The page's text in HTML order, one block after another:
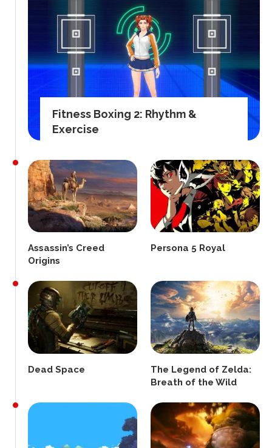
Fitness Boxing 2: Rhythm &
Exercise
Assassin’s Creed
Origins
Persona 5 Royal
Dead Space
The Legend of Zelda:
Breath of the Wild